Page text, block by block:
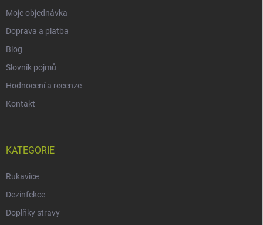
Moje objednávka
Doprava a platba
Blog
Slovník pojmů
Hodnocení a recenze
Kontakt
KATEGORIE
Rukavice
Dezinfekce
Doplňky stravy